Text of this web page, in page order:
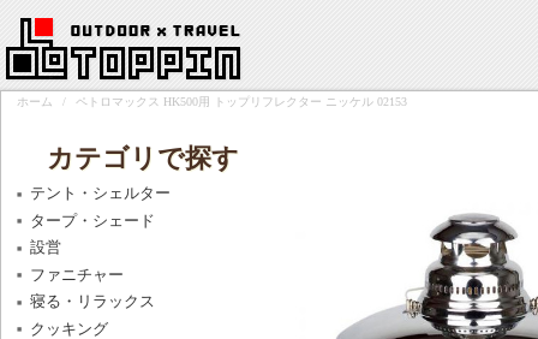
ホーム / ペトロマックス HK500用 トップリフレクター ニッケル 02153
カテゴリで探す
テント・シェルター
タープ・シェード
設営
ファニチャー
寝る・リラックス
クッキング